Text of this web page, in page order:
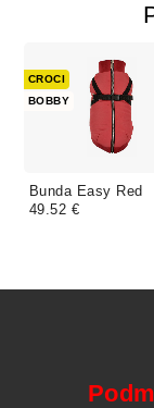
Bunda Easy Red
CROCI
BOBBY
49.52 €